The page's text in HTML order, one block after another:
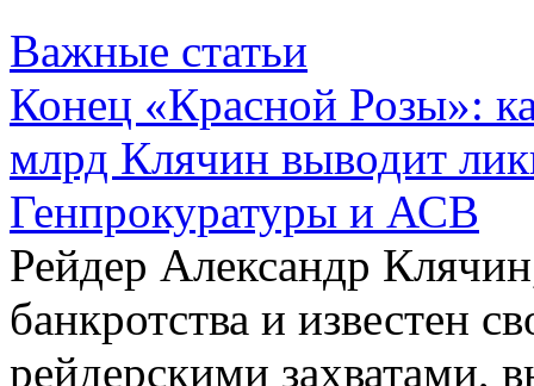
Важные статьи
Конец «Красной Розы»:
млрд Клячин выводит
Генпрокуратуры и АСВ
Рейдер Александр
банкротства и известен
рейдерскими захватами,